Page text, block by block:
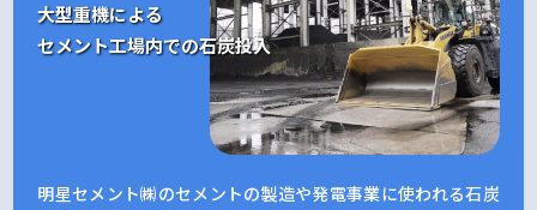
大型重機による
セメント工場内での石炭投入
明星セメント㈱のセメントの製造や発電事業に使われる石炭